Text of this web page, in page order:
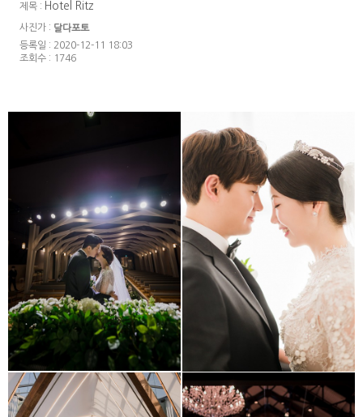
제목 : Hotel Ritz
사진가 : 달다포토
등록일 : 2020-12-11 18:03
조회수 : 1746
Bottega Maggio
(보테가마지오웨딩홀 _
서울숲 성수동)
Dress Garden (청담
드레스가든)